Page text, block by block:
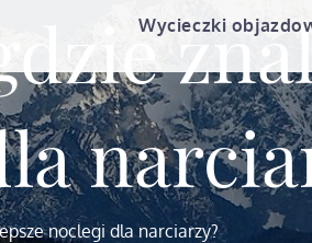
Wycieczki
noclegi dla narciarzy?